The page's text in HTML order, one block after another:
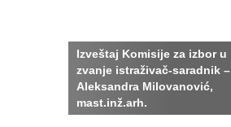
Izveštaj Komisije za izbor u
zvanje istraživač-saradnik –
Aleksandra Milovanović,
mast.inž.arh.